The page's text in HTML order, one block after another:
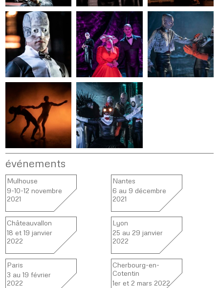
événements
Mulhouse
9-10-12 novembre
2021
Nantes
6 au 9 décembre
2021
Châteauvallon
18 et 19 janvier
2022
Lyon
25 au 29 janvier
2022
Paris
3 au 19 février
2022
Cherbourg-en-
Cotentin
1er et 2 mars 2022